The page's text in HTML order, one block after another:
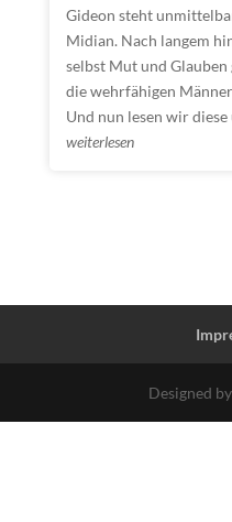
Gideon steht
Midian. Nach langem
selbst Mut und
die wehrfähigen
Und nun lesen wir
weiterlesen
Designed